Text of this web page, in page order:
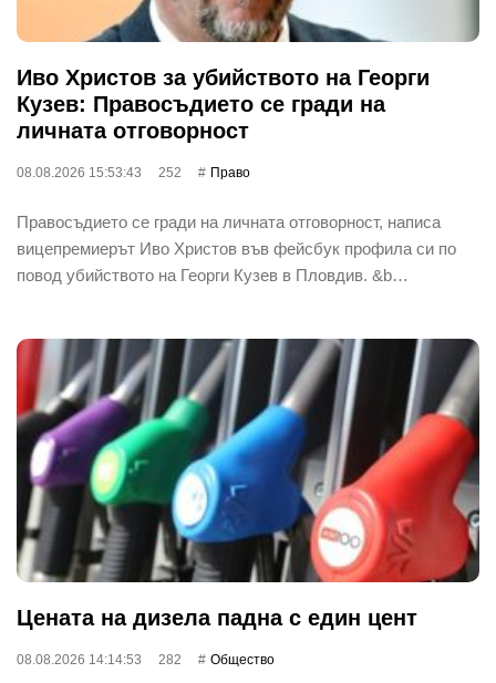
Иво Христов за убийството на Георги
Кузев: Правосъдието се гради на
личната отговорност
08.08.2026 15:53:43 252 Право
Правосъдието се гради на личната отговорност, написа
вицепремиерът Иво Христов във фейсбук профила си по
повод убийството на Георги Кузев в Пловдив. &b…
Цената на дизела падна с един цент
08.08.2026 14:14:53 282 Общество